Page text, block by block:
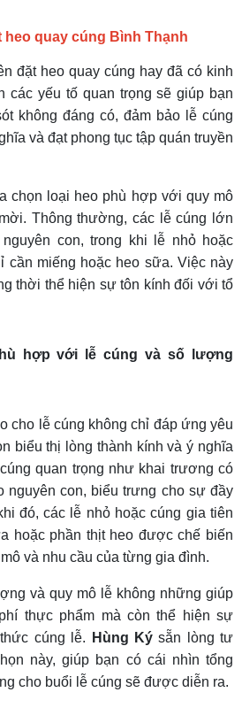
heo quay cúng Bình Thạnh
đặt heo quay cúng hay đã có kinh
các yếu tố quan trọng sẽ giúp bạn
không đáng có, đảm bảo lễ cúng
và đạt phong tục tập quán truyền
chọn loại heo phù hợp với quy mô
Thông thường, các lễ cúng lớn
con, trong khi lễ nhỏ hoặc
cần miếng hoặc heo sữa. Việc này
thời thể hiện sự tôn kính đối với tổ
hợp với lễ cúng và số lượng
cho lễ cúng không chỉ đáp ứng yêu
biểu thị lòng thành kính và ý nghĩa
quan trọng như khai trương có
nguyên con, biểu trưng cho sự đầy
đó, các lễ nhỏ hoặc cúng gia tiên
hoặc phần thịt heo được chế biến
và nhu cầu của từng gia đình.
và quy mô lễ không những giúp
thực phẩm mà còn thể hiện sự
cúng lễ.
Hùng Kýsẵn lòng tư
này, giúp bạn có cái nhìn tổng
cho buổi lễ cúng sẽ được diễn ra.